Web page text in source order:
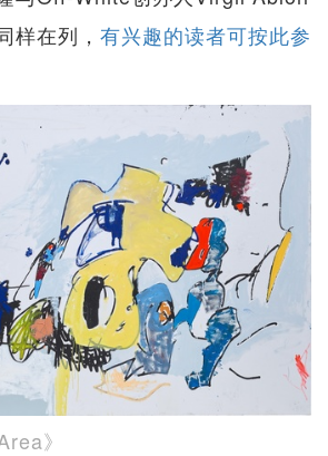
样在列， 有兴趣的读者可按此参
》